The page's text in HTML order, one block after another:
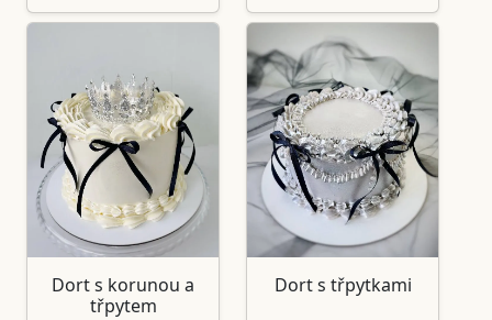
Dort s korunou a
třpytem
Dort s třpytkami